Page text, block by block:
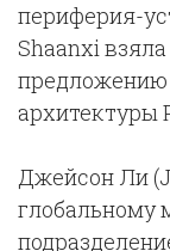
периферия-
Shaanxi
предложению
архитектуры
Джейсон Ли
глобальному